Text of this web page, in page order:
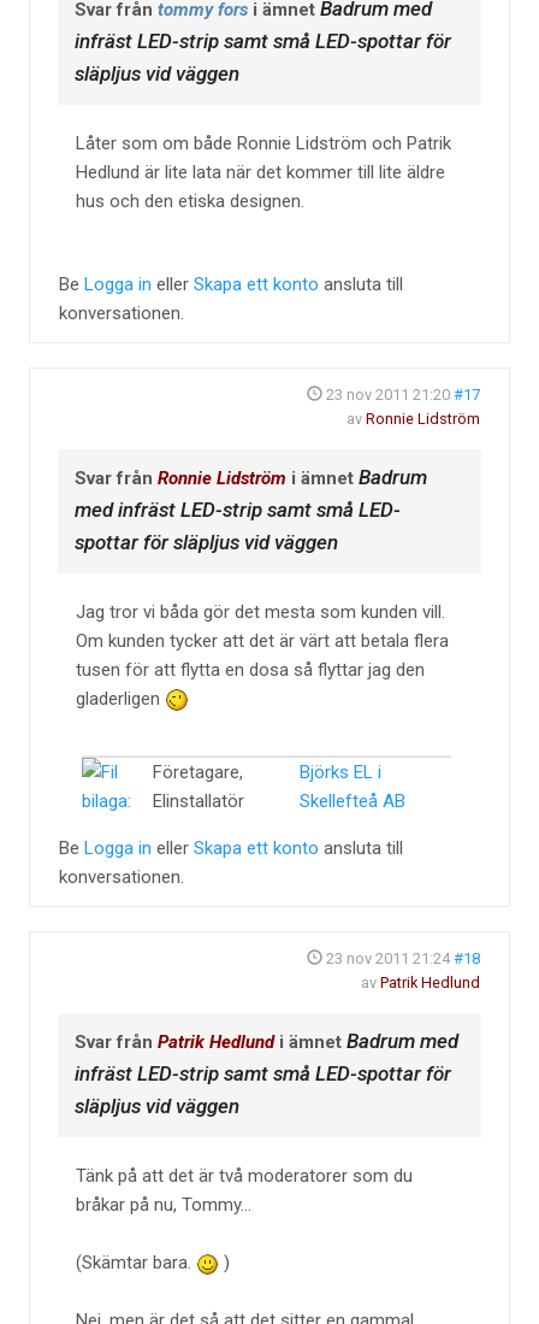
Svar från tommy fors i ämnet Badrum med
infräst LED-strip samt små LED-spottar för
släpljus vid väggen
Låter som om både Ronnie Lidström och Patrik
Hedlund är lite lata när det kommer till lite äldre
hus och den etiska designen.
Be Logga in eller Skapa ett konto ansluta till
konversationen.
23 nov 2011 21:20 #17
av Ronnie Lidström
Svar från Ronnie Lidström i ämnet Badrum
med infräst LED-strip samt små LED-
spottar för släpljus vid väggen
Jag tror vi båda gör det mesta som kunden vill.
Om kunden tycker att det är värt att betala flera
tusen för att flytta en dosa så flyttar jag den
gladerligen
Företagare,
Elinstallatör
Björks EL i
Skellefteå AB
Be Logga in eller Skapa ett konto ansluta till
konversationen.
23 nov 2011 21:24 #18
av Patrik Hedlund
Svar från Patrik Hedlundi ämnet Badrum med
infräst LED-strip samt små LED-spottar för
släpljus vid väggen
Tänk på att det är två moderatorer som du
bråkar på nu, Tommy...
(Skämtar bara. )